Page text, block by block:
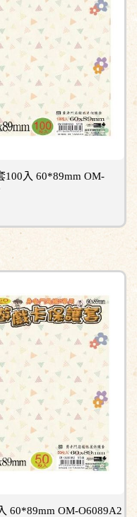
100入 60*89mm OM-
60*89mm OM-O6089A2